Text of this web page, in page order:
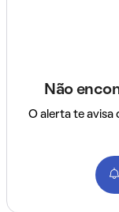
Não
O alerta te avisa